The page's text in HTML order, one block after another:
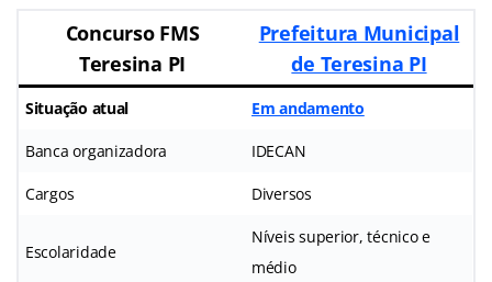
Concurso FMS
Teresina PI
Prefeitura Municipal
de Teresina PI
Situação atual Em andamento
Banca organizadora IDECAN
Cargos Diversos
Escolaridade
Níveis superior, técnico e
médio